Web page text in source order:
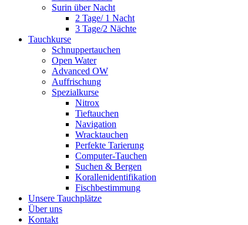
Surin über Nacht
2 Tage/ 1 Nacht
3 Tage/2 Nächte
Tauchkurse
Schnuppertauchen
Open Water
Advanced OW
Auffrischung
Spezialkurse
Nitrox
Tieftauchen
Navigation
Wracktauchen
Perfekte Tarierung
Computer-Tauchen
Suchen & Bergen
Korallenidentifikation
Fischbestimmung
Unsere Tauchplätze
Über uns
Kontakt